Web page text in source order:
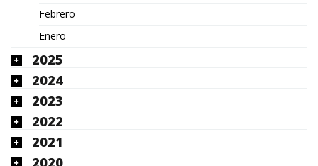
Febrero
Enero
2025
2024
2023
2022
2021